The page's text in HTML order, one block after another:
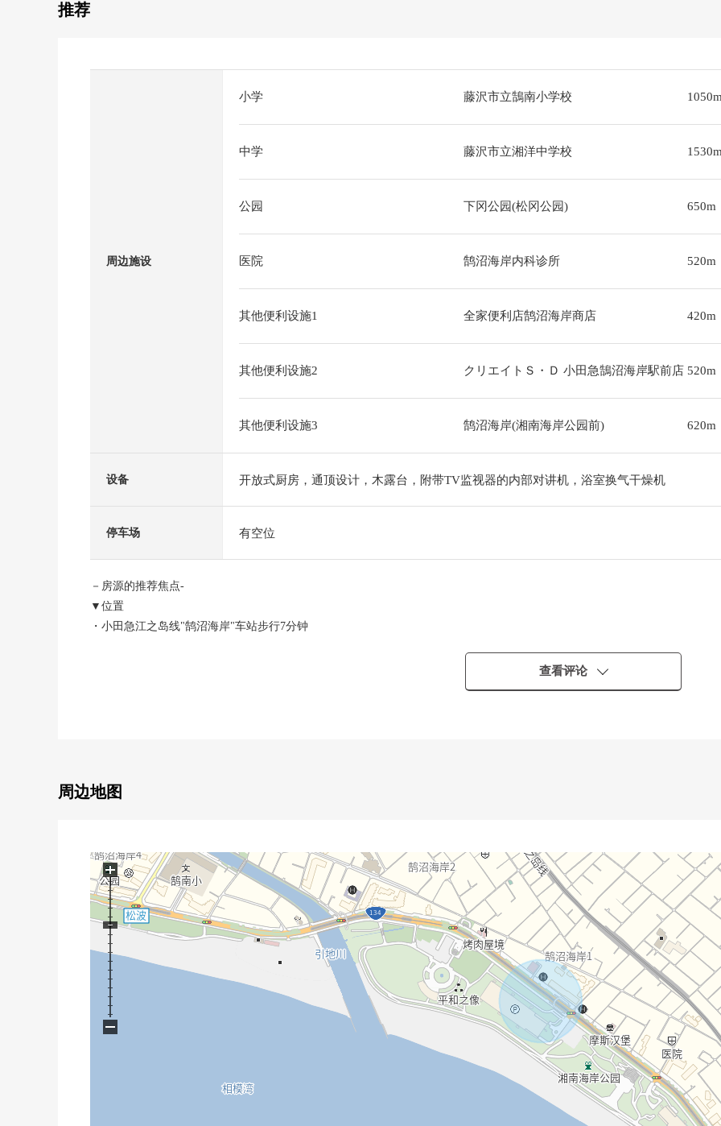
推荐
周边施设
小学 藤沢市立鵠南小学校
中学 藤沢市立湘洋中学校
公园 下冈公园(松冈公园) 650m
医院 鹄沼海岸内科诊所 520m
其他便利设施1 全家便利店鹄沼海岸商店 420m
其他便利设施2 クリエイトＳ・Ｄ 小田急鵠沼海岸駅前店 520m
其他便利设施3 鹄沼海岸(湘南海岸公园前) 620m
设备 开放式厨房，通顶设计，木露台，附带TV监视器的内部对讲机，浴室换气干燥机
停车场 有空位
－房源的推荐焦点-
▼位置
・小田急江之岛线"鹄沼海岸"车站步行7分钟
・有能洗涤冲浪板的淋浴空白
・有约20.5张塌塌米舒适的LDK
・全居室2面采光
・容易把打扫换成的全室木地板式样
▼设备
・与家族的会话兴奋起来的开放式厨房
・在家务的时候短ninaru内装洗碗机
・便于存货的收藏的餐具室
・浴室换气干燥暖气时机
查看评论
周边地图
+
−